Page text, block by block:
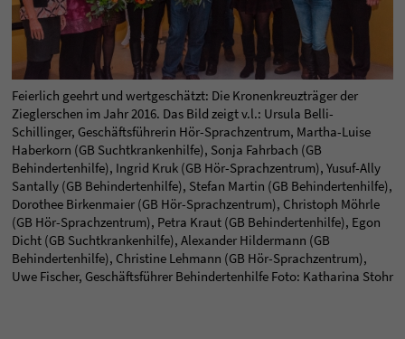
Feierlich geehrt und wertgeschätzt: Die Kronenkreuzträger der
Zieglerschen im Jahr 2016. Das Bild zeigt v.l.: Ursula Belli-
Schillinger, Geschäftsführerin Hör-Sprachzentrum, Martha-Luise
Haberkorn (GB Suchtkrankenhilfe), Sonja Fahrbach (GB
Behindertenhilfe), Ingrid Kruk (GB Hör-Sprachzentrum), Yusuf-Ally
Santally (GB Behindertenhilfe), Stefan Martin (GB Behindertenhilfe),
Dorothee Birkenmaier (GB Hör-Sprachzentrum), Christoph Möhrle
(GB Hör-Sprachzentrum), Petra Kraut (GB Behindertenhilfe), Egon
Dicht (GB Suchtkrankenhilfe), Alexander Hildermann (GB
Behindertenhilfe), Christine Lehmann (GB Hör-Sprachzentrum),
Uwe Fischer, Geschäftsführer Behindertenhilfe Foto: Katharina Stohr